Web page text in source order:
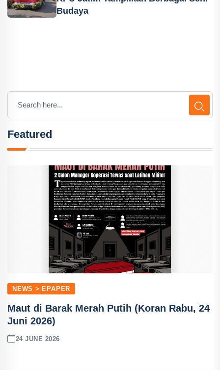
Budaya
Featured
NEWS > EPAPER
Maut di Barak Merah Putih (Koran Rabu, 24
Juni 2026)
24 JUNE 2026